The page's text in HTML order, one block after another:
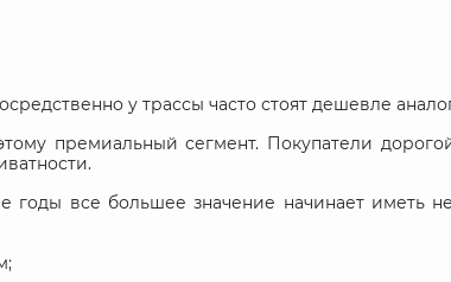
у трассы часто стоят дешевле
премиальный сегмент. Покупатели
годы все большее значение начинает иметь